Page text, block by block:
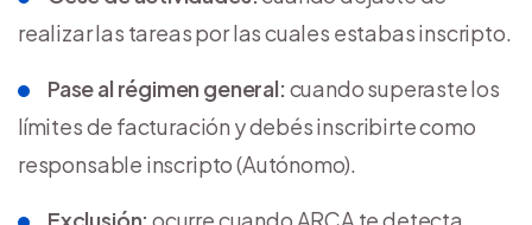
realizar las tareas por las cuales estabas inscripto.
Pase al régimen general: cuando superaste los
límites de facturación y debés inscribirte como
responsable inscripto (Autónomo).